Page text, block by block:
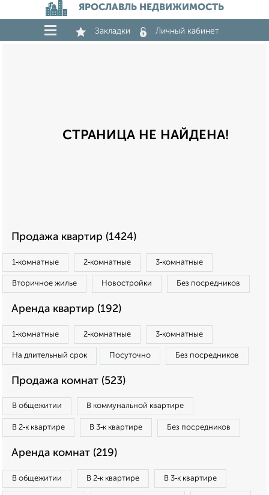
ЯРОСЛАВЛЬ НЕДВИЖИМОСТЬ
Закладки Личный кабинет
СТРАНИЦА НЕ НАЙДЕНА!
Продажа квартир (1424)
1‑комнатные 2‑комнатные 3‑комнатные
Вторичное жилье Новостройки Без посредников
Аренда квартир (192)
1‑комнатные 2‑комнатные 3‑комнатные
На длительный срок Посуточно Без посредников
Продажа комнат (523)
В общежитии В коммунальной квартире
В 2‑к квартире В 3‑к квартире Без посредников
Аренда комнат (219)
В общежитии В 2‑к квартире В 3‑к квартире